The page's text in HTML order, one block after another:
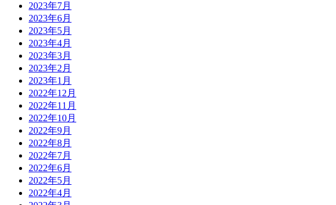
2023年7月
2023年6月
2023年5月
2023年4月
2023年3月
2023年2月
2023年1月
2022年12月
2022年11月
2022年10月
2022年9月
2022年8月
2022年7月
2022年6月
2022年5月
2022年4月